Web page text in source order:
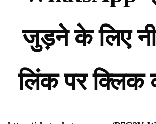
जुड़ने के लिए
लिंक पर क्लिक